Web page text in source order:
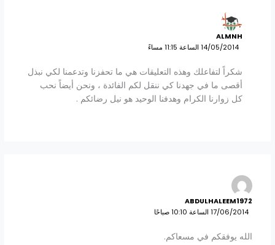
ALMNH
14/05/2014 الساعة 11:15 مساءً
شكراً لتفاعلك وهذه التعليقات هي ما تحفزنا وتدعمنا لكي نبذل
أقصى ما في جهدنا كي ننقل لكم الفائدة ، ونحن أيضاً نحب
كل زوارنا الكرام وهدفنا الوحيد هو نيل رضائكم .
ABDULHALEEM1972
17/06/2014 الساعة 10:10 صباحًا
الله يوفقكم في مسعاكم.